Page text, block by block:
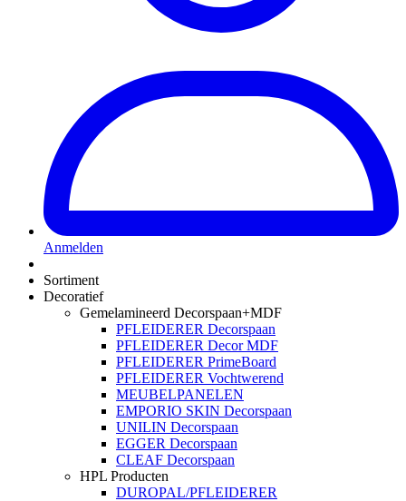
Anmelden
Sortiment
Decoratief
Gemelamineerd Decorspaan+MDF
PFLEIDERER Decorspaan
PFLEIDERER Decor MDF
PFLEIDERER PrimeBoard
PFLEIDERER Vochtwerend
MEUBELPANELEN
EMPORIO SKIN Decorspaan
UNILIN Decorspaan
EGGER Decorspaan
CLEAF Decorspaan
HPL Producten
DUROPAL/PFLEIDERER